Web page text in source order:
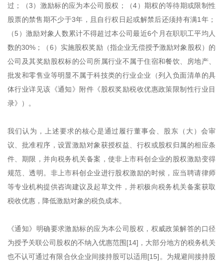
过；（3）激励标的应为本公司股权；（4）期权的等待期或限制性
股票的禁售期不少于3年，且自行权日起或解禁后还须持有满1年；
（5）激励对象人数累计不得超过本公司最近6个月在职职工平均人
数的30%；（6）实施股权奖励（指企业无偿授予激励对象股权）的
公司及其奖励股权标的公司所属行业不属于住宿和餐饮、房地产、
批发和零售业等明显不属于科技类的行业企业（列入负面清单的具
体行业详见该《通知》附件《股权奖励税收优惠政策限制性行业目
录》）。
我们认为，上述要求的核心是通过履行董事会、股东（大）会审
议、批准程序，设置激励对象获授权益、行权或股权归属的相应条
件、期限，并向税务机关备案，使非上市科创企业的股权激励变得
规范、透明。非上市科创企业进行股权激励的时候，应当聘请律师
等专业机构提供咨询建议及起草文件，并积极向税务机关备案获取
税收优惠，降低激励对象的税负成本。
《通知》明确要求激励标的应为本公司股权，权威政策解答的口径
为授予关联公司股权的不纳入优惠范围[14]，大部分地方的税务机关
也不认可通过有限合伙企业间接持股可以适用[15]。为规避间接持股